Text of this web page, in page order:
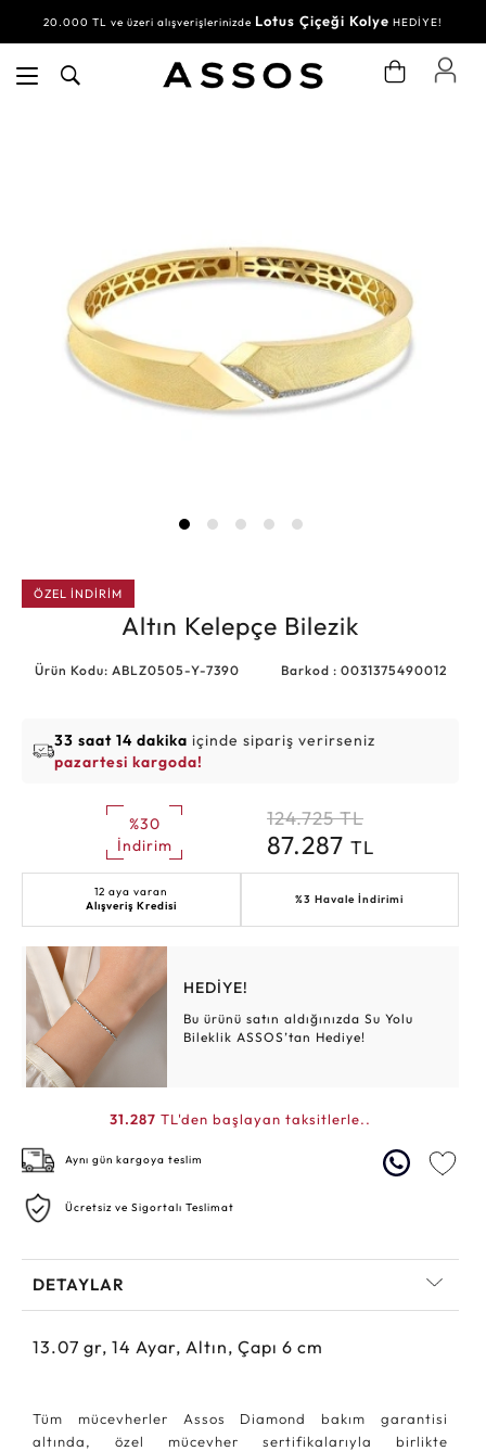
20.000 TL ve üzeri alışverişlerinizde Lotus Çiçeği Kolye HEDİYE!
ÖZEL İNDİRİM
Altın Kelepçe Bilezik
Ürün Kodu: ABLZ0505-Y-7390 Barkod : 0031375490012
33 saat 14 dakika içinde sipariş verirseniz
pazartesi kargoda!
%30
İndirim
124.725 TL
87.287 TL
12 aya varan
Alışveriş Kredisi
%3 Havale İndirimi
HEDİYE!
Bu ürünü satın aldığınızda Su Yolu
Bileklik ASSOS’tan Hediye!
31.287 TL'den başlayan taksitlerle..
Aynı gün kargoya teslim
Ücretsiz ve Sigortalı Teslimat
DETAYLAR
13.07 gr, 14 Ayar, Altın, Çapı 6 cm
Tüm mücevherler Assos Diamond bakım garantisi
altında, özel mücevher sertifikalarıyla birlikte